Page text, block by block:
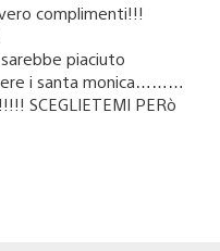
complimenti!!!
piaciuto
i santa monica………
SCEGLIETEMI PERò